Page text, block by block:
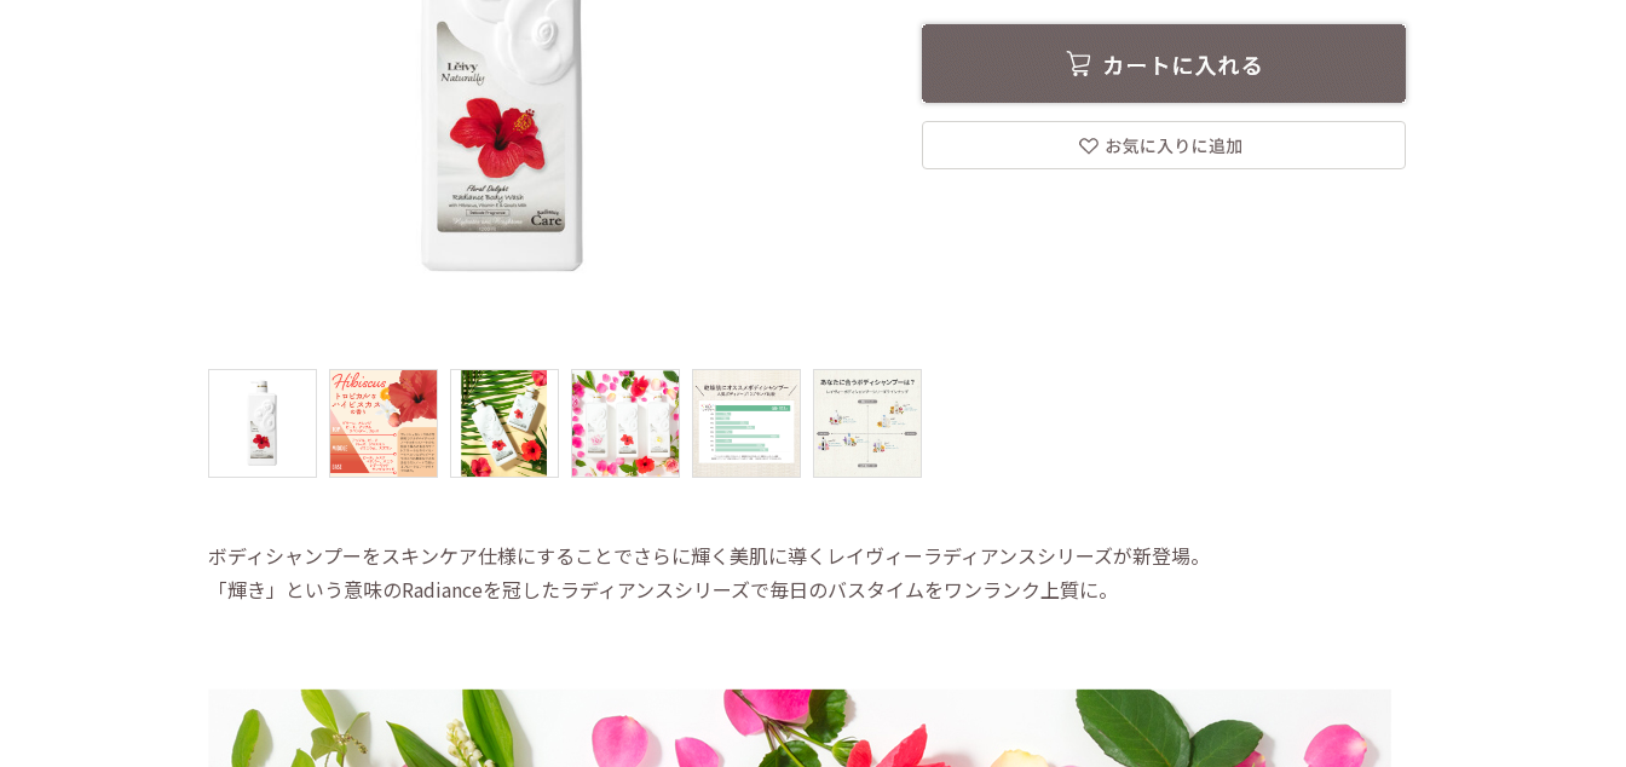
ボディシャンプーをスキンケア仕様にすることでさらに輝く美肌に導くレイヴィーラディアンスシリーズが新登場。
「輝き」という意味のRadianceを冠したラディアンスシリーズで毎日のバスタイムをワンランク上質に。